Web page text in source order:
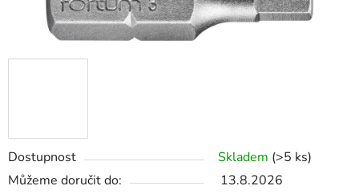
Dostupnost Skladem (>5 ks)
Můžeme doručit do:
13.8.2026